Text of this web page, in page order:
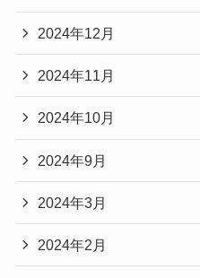
2024年12月
2024年11月
2024年10月
2024年9月
2024年3月
2024年2月